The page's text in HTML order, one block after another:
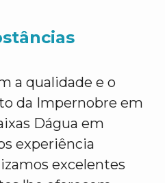
a qualidade e o
da Impernobre em
Dágua em
experiência
excelentes